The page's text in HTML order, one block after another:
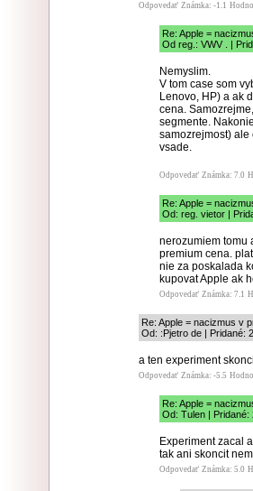
Odpovedať Známka: -1.1
Re: Apple =
Od reg.: VWV . |
Nemyslim.
V tom case som
Lenovo, HP) a ak
cena.
segmente.
samozrejmost)
vsade.
Odpovedať Známka: 7.0
Re: Apple =
Od: reg. vietor |
nerozumiem tomu
premium cena.
nie za poskalada
kupovat Apple ak
Odpovedať Známka: 7.1
Re: Apple = nacizmus v
Od: :Pjetro de | Pridané:
a ten experiment
Odpovedať Známka: -5.5
Re: Apple =
Od: Tulen | Pridané:
Experiment zacal
tak ani skoncit
Odpovedať Známka: 5.0